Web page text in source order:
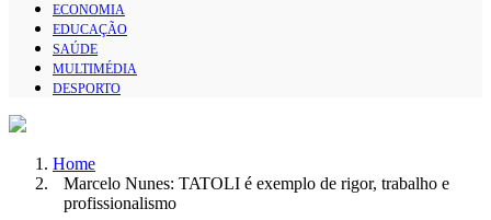
ECONOMIA
EDUCAÇÃO
SAÚDE
MULTIMÉDIA
DESPORTO
Home
Marcelo Nunes: TATOLI é exemplo de rigor, trabalho e
profissionalismo